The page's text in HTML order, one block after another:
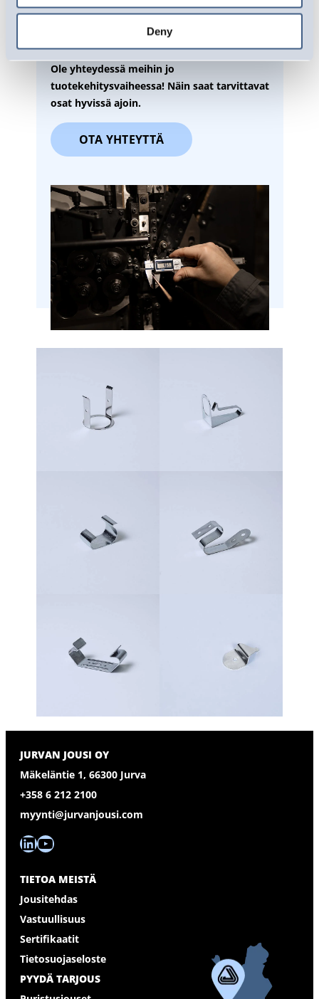
Deny
jousiteräs (C75) sekä tavallinen teräs
valmistamme levyosia myös
Ole yhteydessä meihin jo
tuotekehitysvaiheessa! Näin saat tarvittavat
osat hyvissä ajoin.
OTA YHTEYTTÄ
JURVAN JOUSI OY
Mäkeläntie 1, 66300 Jurva
+358 6 212 2100
myynti@jurvanjousi.com
LinkedIn YouTube
TIETOA MEISTÄ
Jousitehdas
Vastuullisuus
Sertifikaatit
Tietosuojaseloste
PYYDÄ TARJOUS